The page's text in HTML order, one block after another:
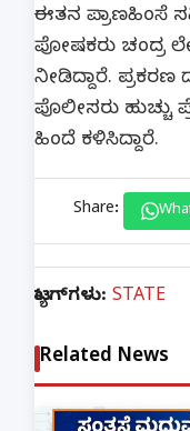
ಈತನ ಪ್ರಾಣಹಿಂಸೆ​
ಪೋಷಕರು ಚಂದ್ರ
ನೀಡಿದ್ದಾರೆ.
ಪೊಲೀಸರು ಹುಚ್ಚು
ಹಿಂದೆ ಕಳಿಸಿದ್ದಾರೆ.
Share:
ಟ್ಯಾಗ್‌ಗಳು: STATE
Related News